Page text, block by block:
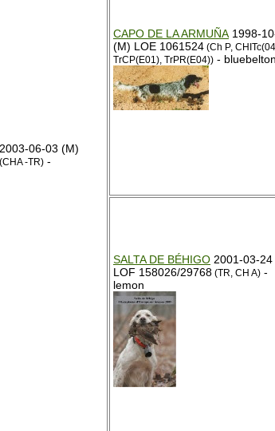
2003-06-03 (M)
(CHA -TR) -
CAPO DE LA ARMUÑA 1998-
(M) LOE 1061524 (Ch P,
TrCP(E01), TrPR(E04)) - bluebelton
SALTA DE BÉHIGO 2001-03-24
LOF 158026/29768 (TR, CH A) -
lemon